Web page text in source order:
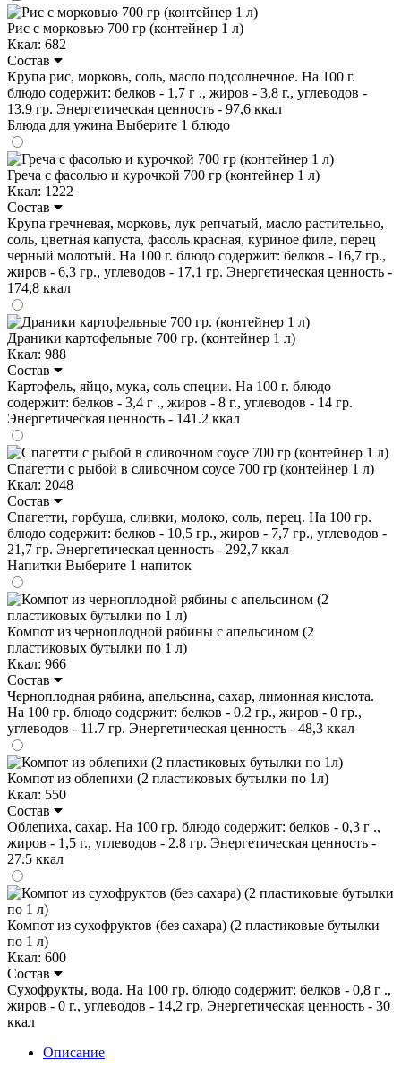
Рис с морковью 700 гр (контейнер 1 л)
Ккал: 682
Состав
Крупа рис, морковь, соль, масло подсолнечное. На 100 г.
блюдо содержит: белков - 1,7 г ., жиров - 3,8 г., углеводов -
13.9 гр. Энергетическая ценность - 97,6 ккал
Блюда для ужина Выберите 1 блюдо
Греча с фасолью и курочкой 700 гр (контейнер 1 л)
Ккал: 1222
Состав
Крупа гречневая, морковь, лук репчатый, масло растительно,
соль, цветная капуста, фасоль красная, куриное филе, перец
черный молотый. На 100 г. блюдо содержит: белков - 16,7 гр.,
жиров - 6,3 гр., углеводов - 17,1 гр. Энергетическая ценность -
174,8 ккал
Драники картофельные 700 гр. (контейнер 1 л)
Ккал: 988
Состав
Картофель, яйцо, мука, соль специи. На 100 г. блюдо
содержит: белков - 3,4 г ., жиров - 8 г., углеводов - 14 гр.
Энергетическая ценность - 141.2 ккал
Спагетти с рыбой в сливочном соусе 700 гр (контейнер 1 л)
Ккал: 2048
Состав
Спагетти, горбуша, сливки, молоко, соль, перец. На 100 гр.
блюдо содержит: белков - 10,5 гр., жиров - 7,7 гр., углеводов -
21,7 гр. Энергетическая ценность - 292,7 ккал
Напитки Выберите 1 напиток
Компот из черноплодной рябины с апельсином (2
пластиковых бутылки по 1 л)
Ккал: 966
Состав
Черноплодная рябина, апельсина, сахар, лимонная кислота.
На 100 гр. блюдо содержит: белков - 0.2 гр., жиров - 0 гр.,
углеводов - 11.7 гр. Энергетическая ценность - 48,3 ккал
Компот из облепихи (2 пластиковых бутылки по 1л)
Ккал: 550
Состав
Облепиха, сахар. На 100 гр. блюдо содержит: белков - 0,3 г .,
жиров - 1,5 г., углеводов - 2.8 гр. Энергетическая ценность -
27.5 ккал
Компот из сухофруктов (без сахара) (2 пластиковые бутылки
по 1 л)
Ккал: 600
Состав
Сухофрукты, вода. На 100 гр. блюдо содержит: белков - 0,8 г .,
жиров - 0 г., углеводов - 14,2 гр. Энергетическая ценность - 30
ккал
Описание